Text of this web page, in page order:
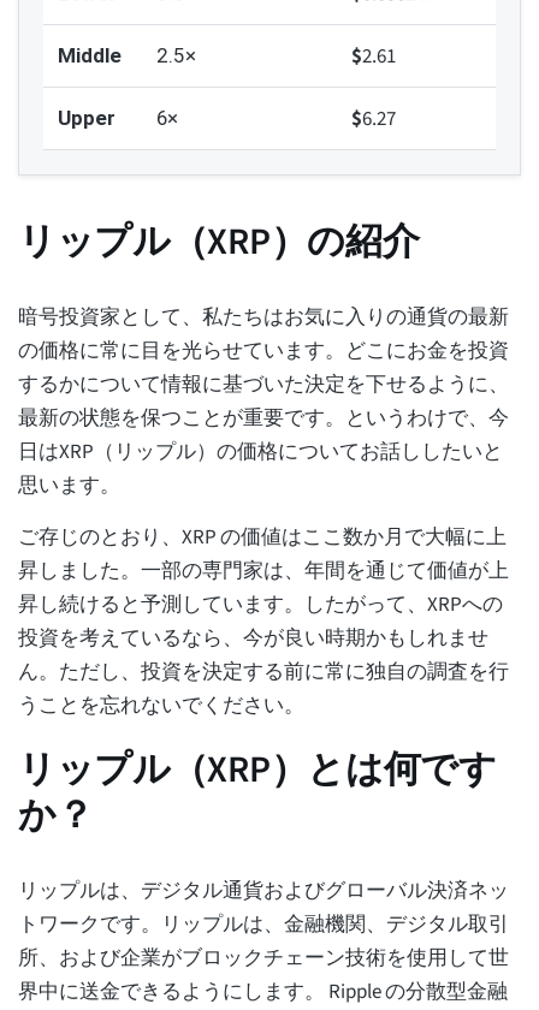
Middle 2.5× $2.61
Upper 6× $6.27
リップル（XRP）の紹介
暗号投資家として、私たちはお気に入りの通貨の最新
の価格に常に目を光らせています。どこにお金を投資
するかについて情報に基づいた決定を下せるように、
最新の状態を保つことが重要です。というわけで、今
日はXRP（リップル）の価格についてお話ししたいと
思います。
ご存じのとおり、XRP の価値はここ数か月で大幅に上
昇しました。一部の専門家は、年間を通じて価値が上
昇し続けると予測しています。したがって、XRPへの
投資を考えているなら、今が良い時期かもしれませ
ん。ただし、投資を決定する前に常に独自の調査を行
うことを忘れないでください。
リップル（XRP）とは何です
か？
リップルは、デジタル通貨およびグローバル決済ネッ
トワークです。リップルは、金融機関、デジタル取引
所、および企業がブロックチェーン技術を使用して世
界中に送金できるようにします。 Ripple の分散型金融